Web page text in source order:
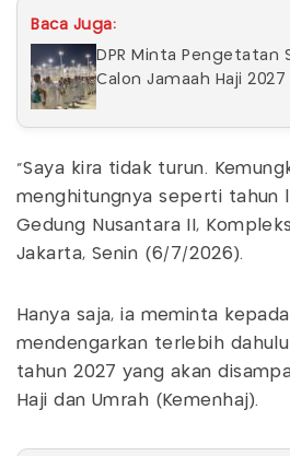
Baca Juga:
DPR Minta Pengetatan
Calon Jamaah Haji
"Saya kira tidak turun.
menghitungnya seperti tahun
Gedung Nusantara II,
Jakarta, Senin (6/7/2026).
Hanya saja, ia meminta
mendengarkan terlebih dahulu
tahun 2027 yang akan
Haji dan Umrah (Kemenhaj).